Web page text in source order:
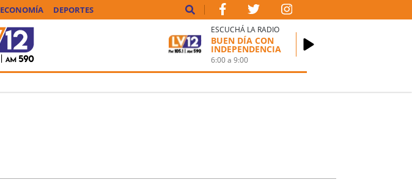
ECONOMÍA DEPORTES
ESCUCHÁ LA RADIO
BUEN DÍA CON
INDEPENDENCIA
6:00a9:00